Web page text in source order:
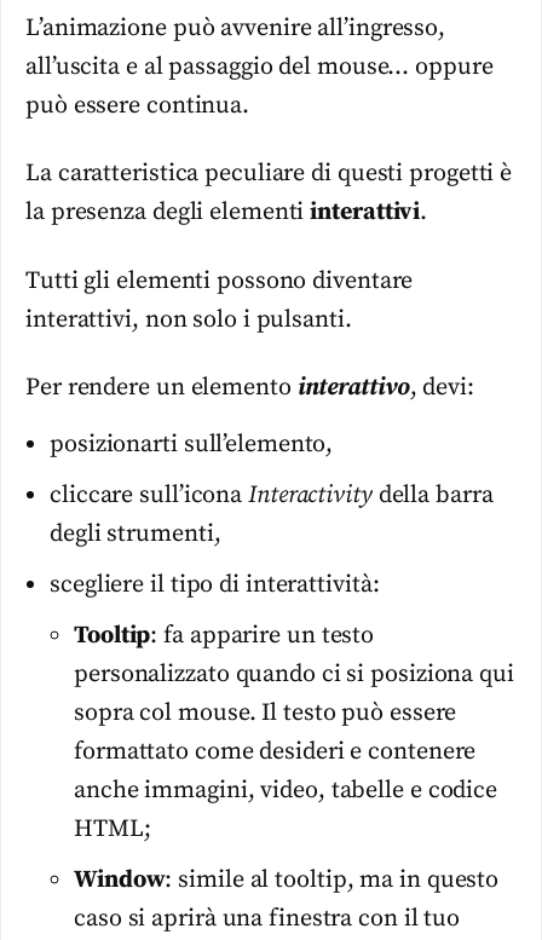
L’animazione può avvenire all’ingresso,
all’uscita e al passaggio del mouse… oppure
può essere continua.
La caratteristica peculiare di questi progetti è
la presenza degli elementiinterattivi.
Tutti gli elementi possono diventare
interattivi, non solo i pulsanti.
Per rendere un elemento interattivo, devi:
posizionarti sull’elemento,
cliccare sull’icona Interactivitydella barra
degli strumenti,
scegliere il tipo di interattività:
Tooltip: fa apparire un testo
personalizzato quando ci si posiziona qui
sopra col mouse. Il testo può essere
formattato come desideri e contenere
anche immagini, video, tabelle e codice
HTML;
Window: simile al tooltip, ma in questo
caso si aprirà una finestra con il tuo